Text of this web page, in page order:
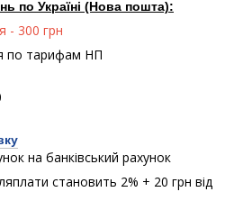
по Україні (Нова пошта):
- 300 грн
по тарифам НП
на банківський рахунок
становить 2% + 20 грн від